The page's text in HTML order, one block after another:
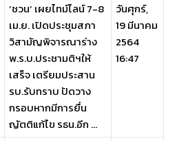
‘ชวน’ เผยไทม์ไลน์ 7-8
เม.ย. เปิดประชุมสภา
วิสามัญพิจารณาร่าง
พ.ร.บ.ประชามติฯให้
เสร็จ เตรียมประสาน
รบ.รับทราบ ปัดวาง
กรอบหากมีการยื่น
ญัตติแก้ไข รธน.อีก ...
วันศุกร์,
19 มีนาคม
2564
16:47